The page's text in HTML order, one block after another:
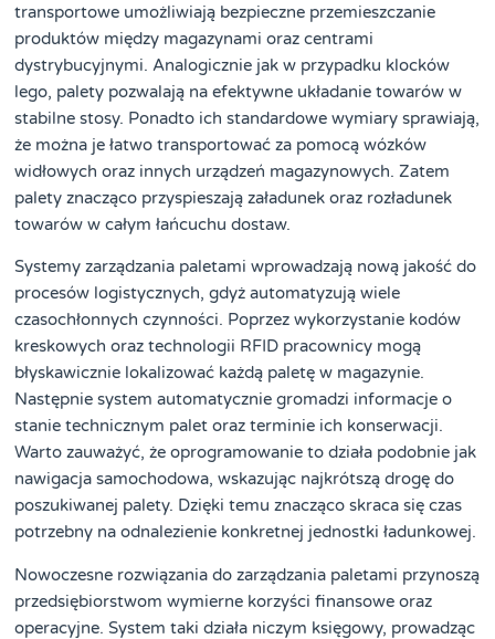
transportowe umożliwiają bezpieczne przemieszczanie
produktów między magazynami oraz centrami
dystrybucyjnymi. Analogicznie jak w przypadku klocków
lego, palety pozwalają na efektywne układanie towarów w
stabilne stosy. Ponadto ich standardowe wymiary sprawiają,
że można je łatwo transportować za pomocą wózków
widłowych oraz innych urządzeń magazynowych. Zatem
palety znacząco przyspieszają załadunek oraz rozładunek
towarów w całym łańcuchu dostaw.
Systemy zarządzania paletami wprowadzają nową jakość do
procesów logistycznych, gdyż automatyzują wiele
czasochłonnych czynności. Poprzez wykorzystanie kodów
kreskowych oraz technologii RFID pracownicy mogą
błyskawicznie lokalizować każdą paletę w magazynie.
Następnie system automatycznie gromadzi informacje o
stanie technicznym palet oraz terminie ich konserwacji.
Warto zauważyć, że oprogramowanie to działa podobnie jak
nawigacja samochodowa, wskazując najkrótszą drogę do
poszukiwanej palety. Dzięki temu znacząco skraca się czas
potrzebny na odnalezienie konkretnej jednostki ładunkowej.
Nowoczesne rozwiązania do zarządzania paletami przynoszą
przedsiębiorstwom wymierne korzyści finansowe oraz
operacyjne. System taki działa niczym księgowy, prowadząc